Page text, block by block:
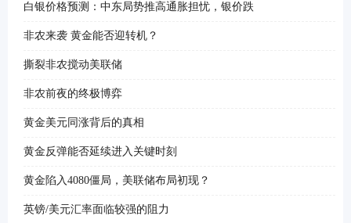
白银价格预测：中东局势推高通胀担忧，银价跌
非农来袭 黄金能否迎转机？
撕裂非农搅动美联储
非农前夜的终极博弈
黄金美元同涨背后的真相
黄金反弹能否延续进入关键时刻
黄金陷入4080僵局，美联储布局初现？
英镑/美元汇率面临较强的阻力